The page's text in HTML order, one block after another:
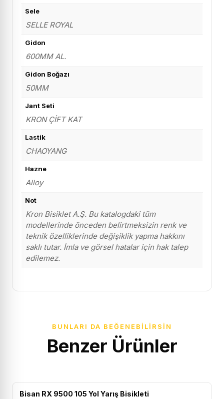
Sele
SELLE ROYAL
Gidon
600MM AL.
Gidon Boğazı
50MM
Jant Seti
KRON ÇİFT KAT
Lastik
CHAOYANG
Hazne
Alloy
Not
Kron Bisiklet A.Ş. Bu katalogdaki tüm
modellerinde önceden belirtmeksizin renk ve
teknik özelliklerinde değişiklik yapma hakkını
saklı tutar. İmla ve görsel hatalar için hak talep
edilemez.
BUNLARI DA BEĞENEBILIRSIN
Benzer Ürünler
Bisan RX 9500 105 Yol Yarış Bisikleti